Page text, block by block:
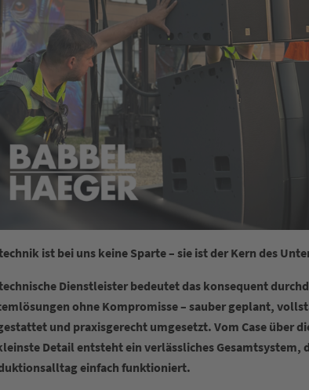
ist bei uns keine Sparte – sie ist der Kern des
Dienstleister bedeutet das konsequent
ohne Kompromisse – sauber geplant,
und praxisgerecht umgesetzt. Vom Case über
Detail entsteht ein verlässliches Gesamtsystem,
einfach funktioniert.